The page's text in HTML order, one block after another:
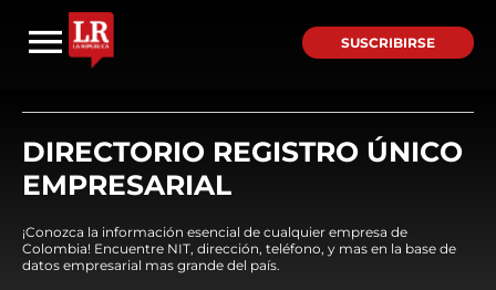
SUSCRIBIRSE
DIRECTORIO REGISTRO ÚNICO
EMPRESARIAL
¡Conozca la información esencial de cualquier empresa de
Colombia! Encuentre NIT, dirección, teléfono, y mas en la base de
datos empresarial mas grande del país.